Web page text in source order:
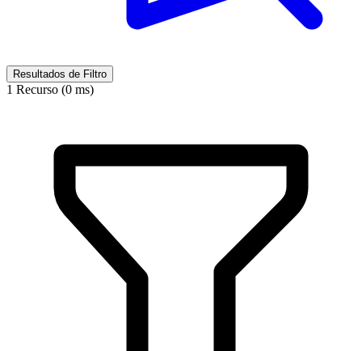
Resultados de Filtro
1 Recurso (0 ms)